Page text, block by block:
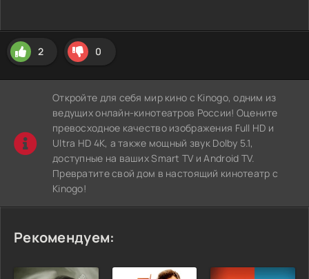
2 0
Откройте для себя мир кино с Kinogo, одним из
ведущих онлайн-кинотеатров России! Оцените
превосходное качество изображения Full HD и
Ultra HD 4K, а также мощный звук Dolby 5.1,
доступные на ваших Smart TV и Android TV.
Превратите свой дом в настоящий кинотеатр с
Kinogo!
Рекомендуем: